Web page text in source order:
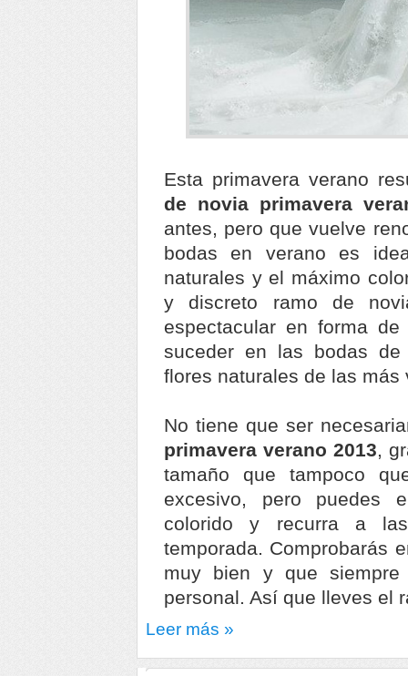
Esta primavera verano
de novia primavera
antes, pero que vuelve
bodas en verano es
naturales y el máximo
y discreto ramo de
espectacular en forma
suceder en las bodas
flores naturales de las más
No tiene que ser
primavera verano 2013 ,
tamaño que tampoco
excesivo, pero puedes
colorido y recurra a
temporada. Comprobarás
muy bien y que
personal. Así que lleves el
Leer más »